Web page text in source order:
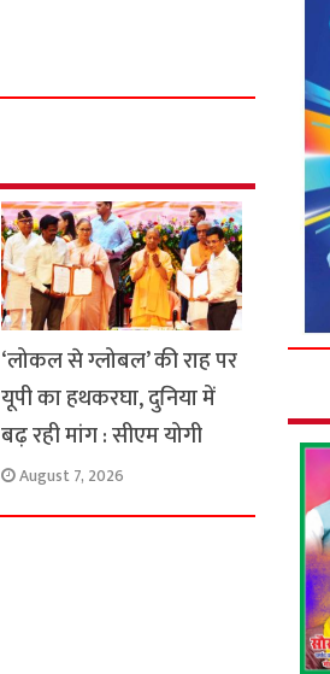
‘लोकल से ग्लोबल’ की राह पर
यूपी का हथकरघा, दुनिया में
बढ़ रही मांग : सीएम योगी
August 7, 2026